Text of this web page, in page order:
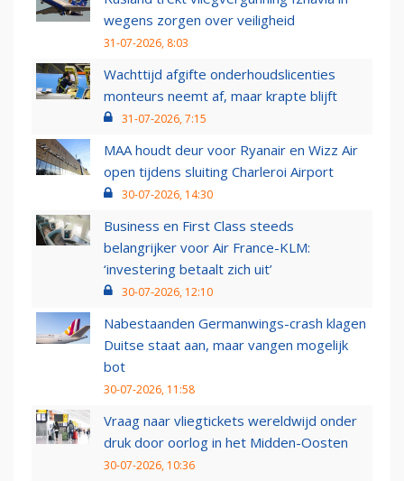
wegens zorgen over veiligheid
31-07-2026, 8:03
Wachttijd afgifte onderhoudslicenties
monteurs neemt af, maar krapte blijft
31-07-2026, 7:15
MAA houdt deur voor Ryanair en Wizz Air
open tijdens sluiting Charleroi Airport
30-07-2026, 14:30
Business en First Class steeds
belangrijker voor Air France-KLM:
‘investering betaalt zich uit’
30-07-2026, 12:10
Nabestaanden Germanwings-crash klagen
Duitse staat aan, maar vangen mogelijk
bot
30-07-2026, 11:58
Vraag naar vliegtickets wereldwijd onder
druk door oorlog in het Midden-Oosten
30-07-2026, 10:36